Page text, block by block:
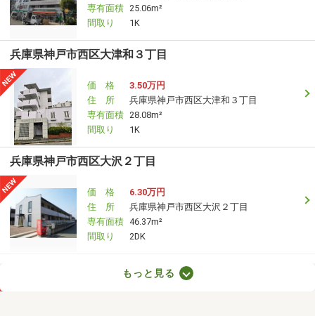
専有面積 25.06m²
間取り
1K
兵庫県神戸市西区大津和３丁目
価 格
3.50万円
住 所
兵庫県神戸市西区大津和３丁目
専有面積 28.08m²
間取り
1K
兵庫県神戸市西区大沢２丁目
価 格
6.30万円
住 所
兵庫県神戸市西区大沢２丁目
専有面積 46.37m²
間取り
2DK
兵庫県神戸市東灘区甲南町４
もっと見る